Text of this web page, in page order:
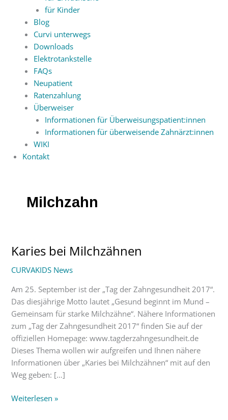
für Kinder
Blog
Curvi unterwegs
Downloads
Elektrotankstelle
FAQs
Neupatient
Ratenzahlung
Überweiser
Informationen für Überweisungspatient:innen
Informationen für überweisende Zahnärzt:innen
WIKI
Kontakt
Milchzahn
Karies bei Milchzähnen
CURVAKIDS News
Am 25. September ist der „Tag der Zahngesundheit 2017“.
Das diesjährige Motto lautet „Gesund beginnt im Mund –
Gemeinsam für starke Milchzähne“. Nähere Informationen
zum „Tag der Zahngesundheit 2017“ finden Sie auf der
offiziellen Homepage: www.tagderzahngesundheit.de
Dieses Thema wollen wir aufgreifen und Ihnen nähere
Informationen über „Karies bei Milchzähnen“ mit auf den
Weg geben: […]
Karies
Milchzähnen
Weiterlesen »